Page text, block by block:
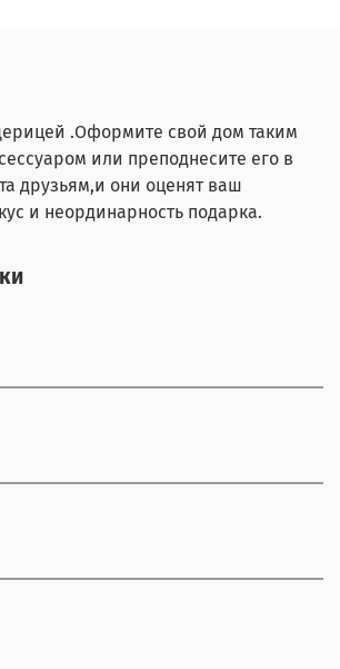
.Оформите свой дом таким
или преподнесите его в
друзьям,и они оценят ваш
и неординарность подарка.